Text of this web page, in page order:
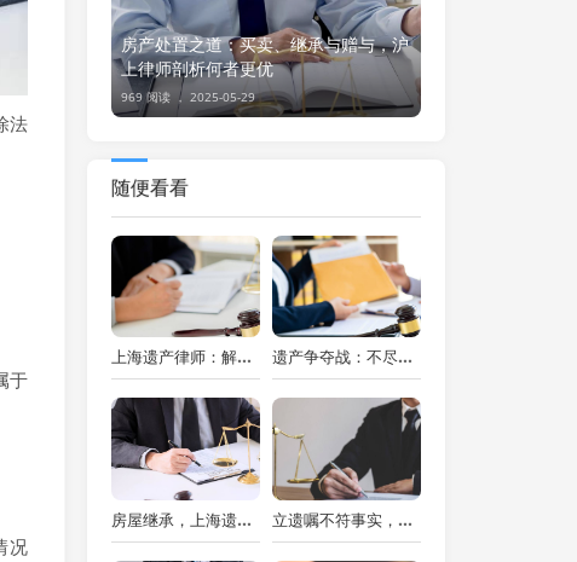
法
于
况
房产处置之道：买卖、继承与赠与，沪
上律师剖析何者更优
969 阅读 ， 2025-05-29
随便看看
上海遗产律师：解析遗嘱订立的多元方式与关键要点 遗产争夺战：不尽赡养义务者，能否分得一杯羹？
房屋继承，上海遗产继承律师支招：如何低成本、高效完成过世父母房产继承？ 立遗嘱不符事实，效力几何？——上海遗产律师视角的深度剖析